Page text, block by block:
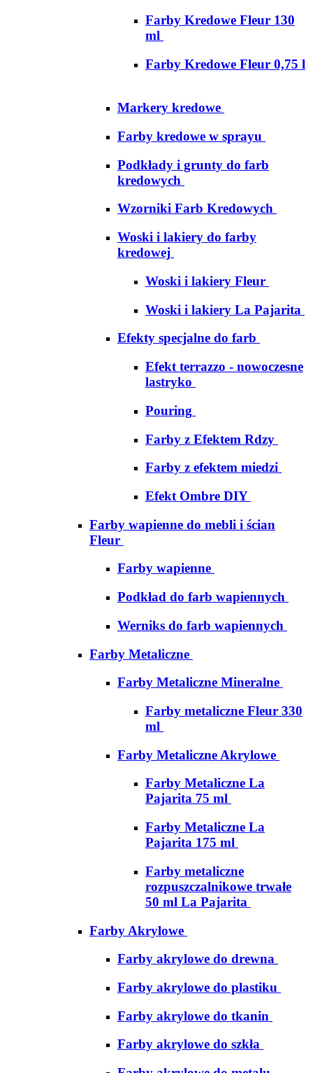
Farby Kredowe Fleur 130
ml
Farby Kredowe Fleur 0,75 l
Markery kredowe
Farby kredowe w sprayu
Podkłady i grunty do farb
kredowych
Wzorniki Farb Kredowych
Woski i lakiery do farby
kredowej
Woski i lakiery Fleur
Woski i lakiery La Pajarita
Efekty specjalne do farb
Efekt terrazzo - nowoczesne
lastryko
Pouring
Farby z Efektem Rdzy
Farby z efektem miedzi
Efekt Ombre DIY
Farby wapienne do mebli i ścian
Fleur
Farby wapienne
Podkład do farb wapiennych
Werniks do farb wapiennych
Farby Metaliczne
Farby Metaliczne Mineralne
Farby metaliczne Fleur 330
ml
Farby Metaliczne Akrylowe
Farby Metaliczne La
Pajarita 75 ml
Farby Metaliczne La
Pajarita 175 ml
Farby metaliczne
rozpuszczalnikowe trwałe
50 ml La Pajarita
Farby Akrylowe
Farby akrylowe do drewna
Farby akrylowe do plastiku
Farby akrylowe do tkanin
Farby akrylowe do szkła